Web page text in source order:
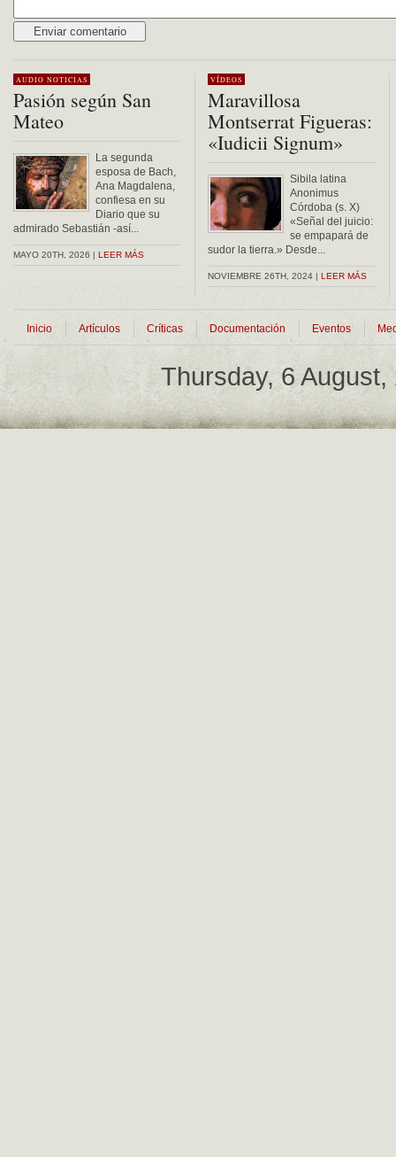
AUDIO NOTICIAS
Pasión según San
Mateo
La segunda
esposa de Bach,
Ana Magdalena,
confiesa en su
Diario que su
admirado Sebastián -así...
MAYO 20TH, 2026 | LEER MÁS
VÍDEOS
Maravillosa
Montserrat Figueras:
«Iudicii Signum»
Sibila latina
Anonimus
Córdoba (s. X)
«Señal del juicio:
se empapará de
sudor la tierra.» Desde...
NOVIEMBRE 26TH, 2024 | LEER MÁS
Inicio Artículos Críticas Documentación Eventos
Thursday, 6